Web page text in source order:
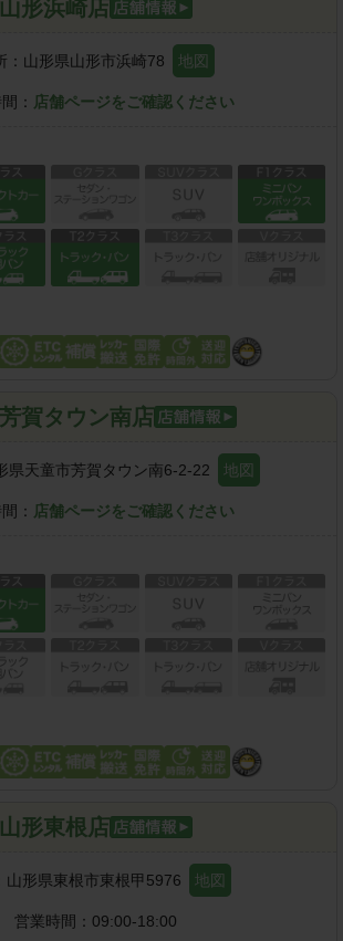
山形浜崎店
： 山形県山形市浜崎78 地図
： 店舗ページをご確認ください
賀タウン南店
県天童市芳賀タウン南6-2-22 地図
： 店舗ページをご確認ください
山形東根店
山形県東根市東根甲5976 地図
営業時間： 09:00-18:00